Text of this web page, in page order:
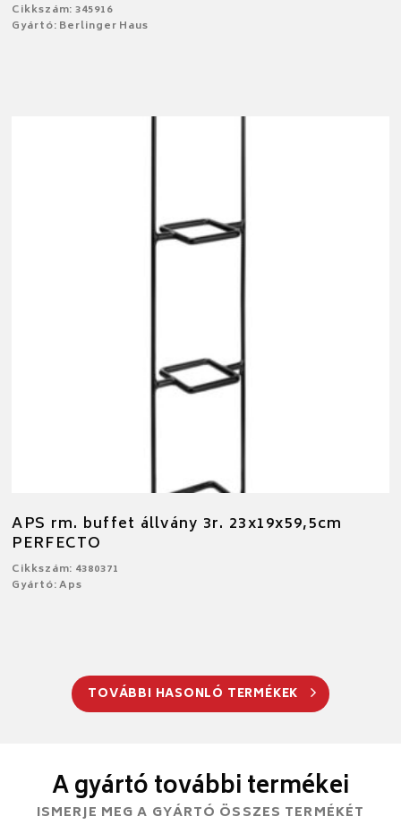
Cikkszám: 345916
Gyártó: Berlinger Haus
APS rm. buffet állvány 3r. 23x19x59,5cm
PERFECTO
Cikkszám: 4380371
Gyártó: Aps
TOVÁBBI HASONLÓ TERMÉKEK
A gyártó további termékei
ISMERJE MEG A GYÁRTÓ ÖSSZES TERMÉKÉT